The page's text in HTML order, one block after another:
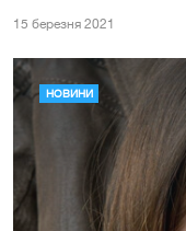
15 березня 2021
НОВИНИ